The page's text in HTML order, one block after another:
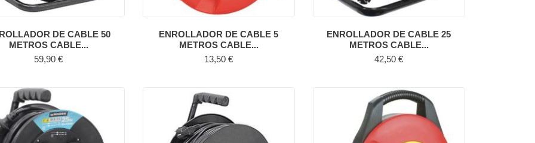
DE CABLE 50
METROS CABLE...
Precio
59,90 €
ENROLLADOR DE CABLE 5
METROS CABLE...
Precio
13,50 €
ENROLLADOR DE CABLE 25
METROS CABLE...
Precio
42,50 €